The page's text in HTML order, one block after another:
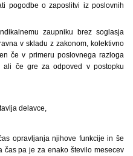
pogodbe o zaposlitvi iz poslovnih
zaupniku brez soglasja
v skladu z zakonom, kolektivno
če v primeru poslovnega razloga
ali če gre za odpoved v postopku
delavce,
opravljanja njihove funkcije in še
čas pa je za enako število mesecev